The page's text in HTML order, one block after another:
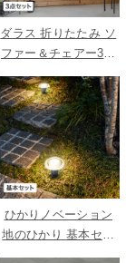
ダラス 折りたたみ ソ
ファー＆チェアー3点
セット
ひかりノベーション
地のひかり 基本セッ
ト